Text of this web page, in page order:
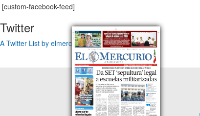
[custom-facebook-feed]
Twitter
A Twitter List by elmercuriotam